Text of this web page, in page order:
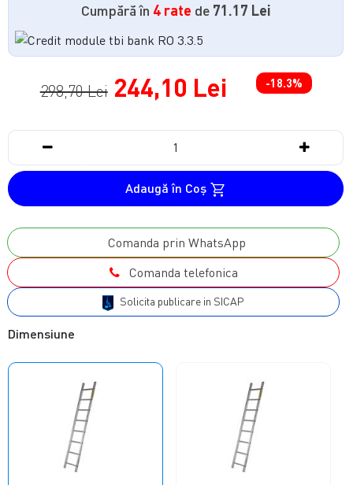
Cumpără în 4 rate de 71.17 Lei
298,70 Lei 244,10 Lei -18.3%
Adaugă în Coş
Comanda prin WhatsApp
Comanda telefonica
Solicita publicare in SICAP
Dimensiune